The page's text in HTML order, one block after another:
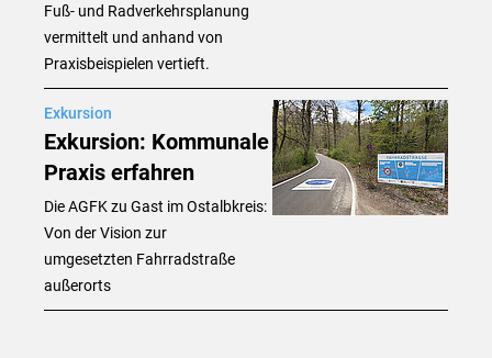
Fuß- und Radverkehrsplanung
vermittelt und anhand von
Praxisbeispielen vertieft.
Exkursion
Exkursion: Kommunale
Praxis erfahren
Die AGFK zu Gast im Ostalbkreis:
Von der Vision zur
umgesetzten Fahrradstraße
außerorts